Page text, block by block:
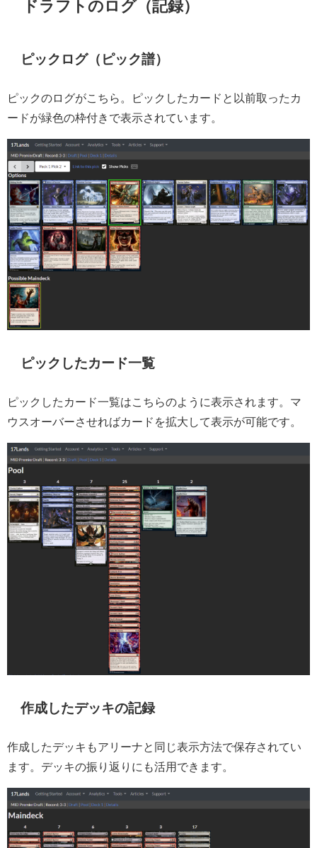
ドラフトのログ（記録）
ピックログ（ピック譜）
ピックのログがこちら。ピックしたカードと以前取ったカ
ードが緑色の枠付きで表示されています。
ピックしたカード一覧
ピックしたカード一覧はこちらのように表示されます。マ
ウスオーバーさせればカードを拡大して表示が可能です。
作成したデッキの記録
作成したデッキもアリーナと同じ表示方法で保存されてい
ます。デッキの振り返りにも活用できます。